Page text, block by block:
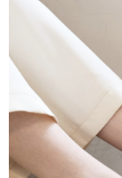
２．訂單成立數日內
３．收到繳費通知
ATM／網路銀行／
※ 請注意：結帳手
購買商品的店家。未
後付繳納相關費用。
※ 交易是否成功請
是否繳費成功／繳
客戶支援中心」
每筆NT$60，滿
7-11取貨付款
每筆NT$60，滿
付款後7-11取貨
每筆NT$60，滿
宅配